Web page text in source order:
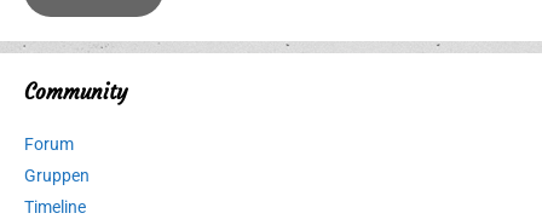
Community
Forum
Gruppen
Timeline